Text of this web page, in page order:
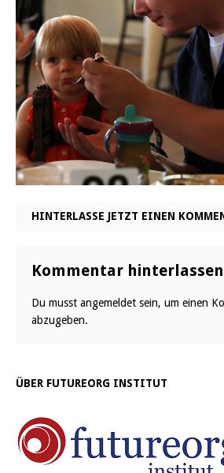
HINTERLASSE JETZT EINEN
Kommentar hinterlassen
Du musst angemeldet sein, um einen
abzugeben.
ÜBER FUTUREORG INSTITUT